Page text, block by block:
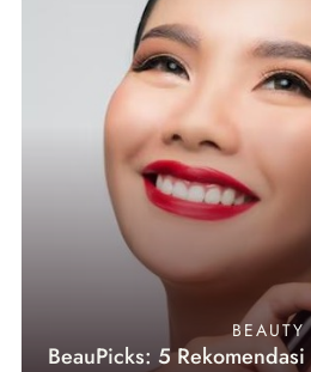
BEAUTY
BeauPicks: 5 Rekomendasi